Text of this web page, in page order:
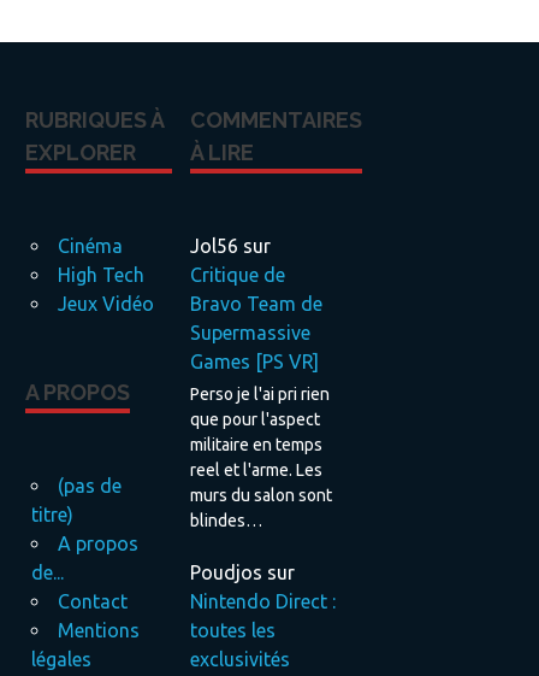
RUBRIQUES À
EXPLORER
Cinéma
High Tech
Jeux Vidéo
A PROPOS
(pas de
titre)
A propos
de...
Contact
Mentions
légales
COMMENTAIRES
À LIRE
Jol56 sur
Critique de
Bravo Team de
Supermassive
Games [PS VR]
Perso je l'ai pri rien
que pour l'aspect
militaire en temps
reel et l'arme. Les
murs du salon sont
blindes…
Poudjos sur
Nintendo Direct :
toutes les
exclusivités